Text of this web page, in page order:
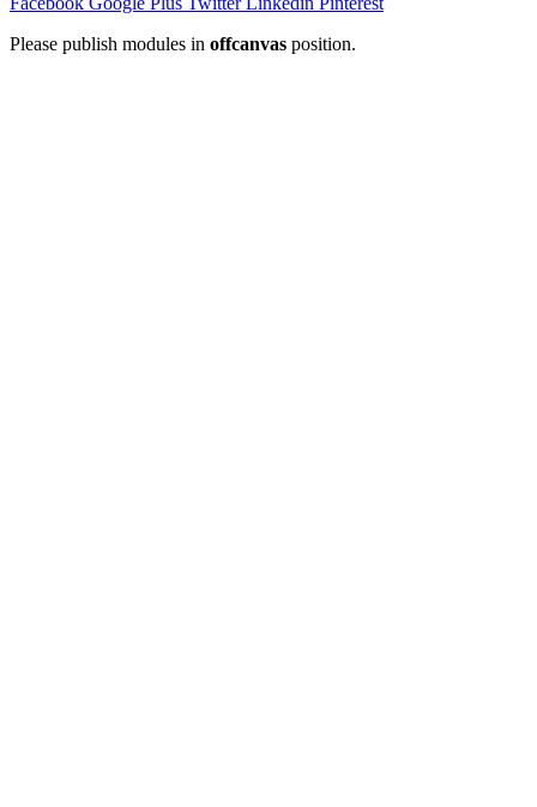
Please publish modules in offcanvas position.